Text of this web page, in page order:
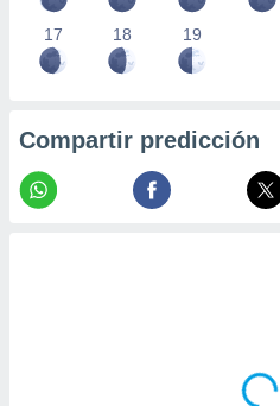
17 18 19
Compartir predicción